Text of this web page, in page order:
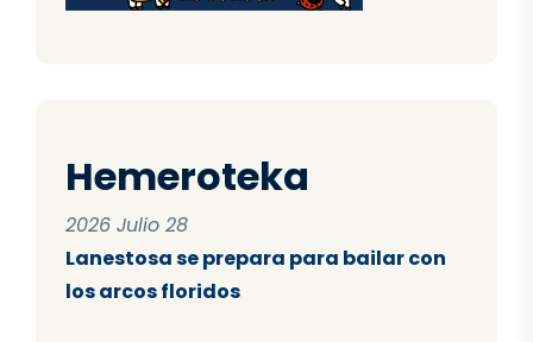
Hemeroteka
2026 Julio 28
Lanestosa se prepara para bailar con
los arcos floridos